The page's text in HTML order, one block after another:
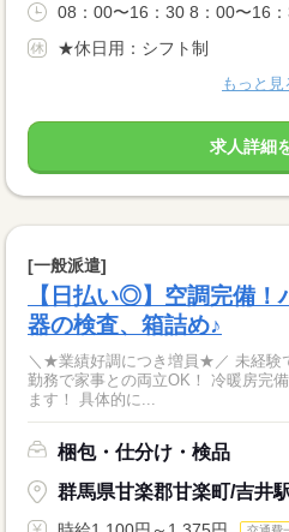
08：00〜16：30 8：00〜16：
★休日用：シフト制
もっと見
求人詳細
[一般派遣]
【日払い◎】空調完備！
器の検査、箱詰め♪
＼★業績好調につき増員★／ 未経験
勤務で家事との両立OK！ 冷暖房完備の職場でコスメ容器を取り扱い
ます！ 具体的に...
梱包・仕分け・検品
群馬県甘楽郡甘楽町/吉井